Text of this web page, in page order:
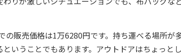
販売価格は1万6280円です。持ち運べる場所が
いうことでもあります。アウトドアはちょっと